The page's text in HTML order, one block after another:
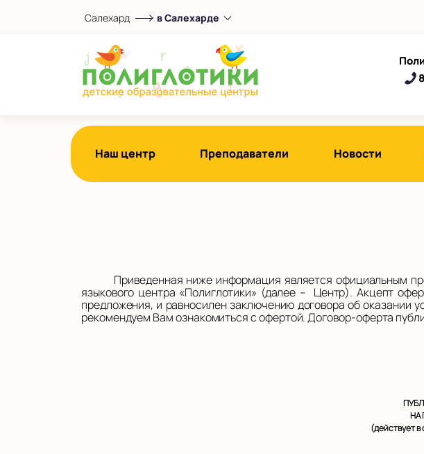
Салехард в Салехарде
Выберите центр
в Салехарде
Показать на карте
Выбрать другой город
Наш центр Преподаватели Новости
Приведенная ниже информация является официальным
языкового центра «Полиглотики» (далее – Центр). Акцепт
предложения, и равносилен заключению договора об оказании
рекомендуем Вам ознакомиться с офертой. Договор-оферта
НА
(действует